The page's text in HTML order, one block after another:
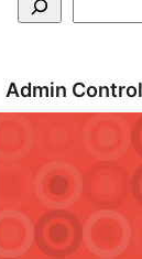
Admin Control